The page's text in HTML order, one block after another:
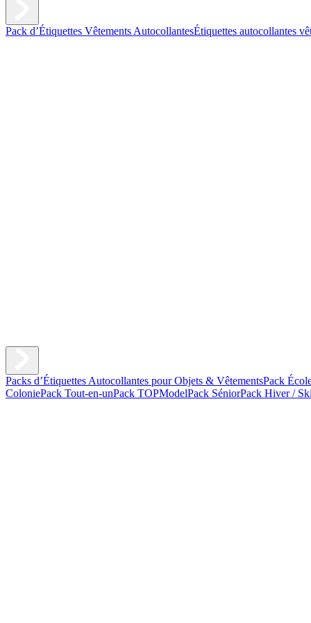
Pack d’Étiquettes Vêtements AutocollantesÉtiquettes autocollantes
Packs d’Étiquettes Autocollantes pour Objets & VêtementsPack
ColoniePack Tout-en-unPack TOPModelPack SéniorPack Hiver /